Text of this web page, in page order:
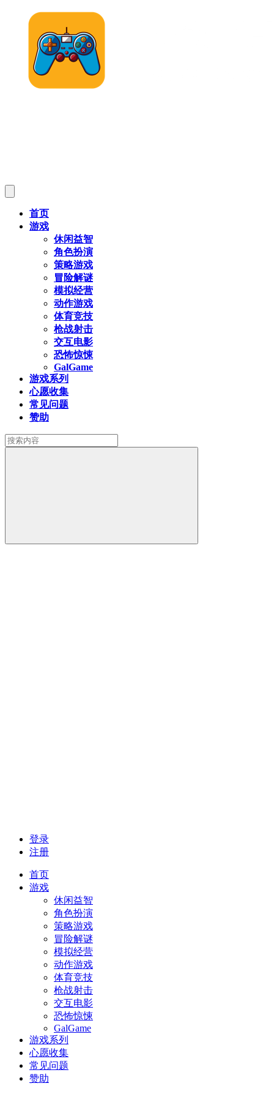
首页
游戏
休闲益智
角色扮演
策略游戏
冒险解谜
模拟经营
动作游戏
体育竞技
枪战射击
交互电影
恐怖惊悚
GalGame
游戏系列
心愿收集
常见问题
赞助
登录
注册
首页
游戏
休闲益智
角色扮演
策略游戏
冒险解谜
模拟经营
动作游戏
体育竞技
枪战射击
交互电影
恐怖惊悚
GalGame
游戏系列
心愿收集
常见问题
赞助